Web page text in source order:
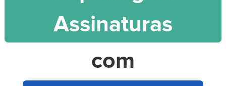
PT
Assinaturas
com